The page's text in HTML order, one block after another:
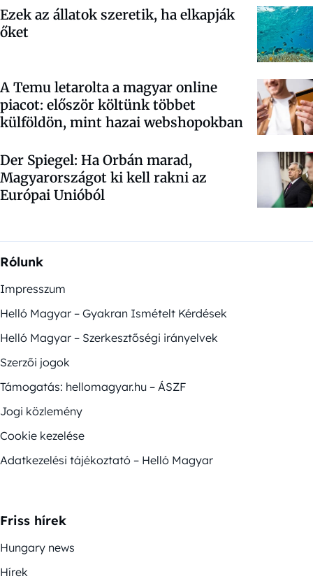
Ezek az állatok szeretik, ha elkapják
őket
A Temu letarolta a magyar online
piacot: először költünk többet
külföldön, mint hazai webshopokban
Der Spiegel: Ha Orbán marad,
Magyarországot ki kell rakni az
Európai Unióból
Rólunk
Impresszum
Helló Magyar – Gyakran Ismételt Kérdések
Helló Magyar – Szerkesztőségi irányelvek
Szerzői jogok
Támogatás: hellomagyar.hu – ÁSZF
Jogi közlemény
Cookie kezelése
Adatkezelési tájékoztató – Helló Magyar
Friss hírek
Hungary news
Hírek